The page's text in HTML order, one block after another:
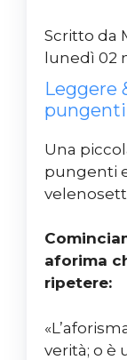
Scritto da
lunedì 02
Leggere
pungenti
Una
pungenti
aforima
ripetere:
verità; o è